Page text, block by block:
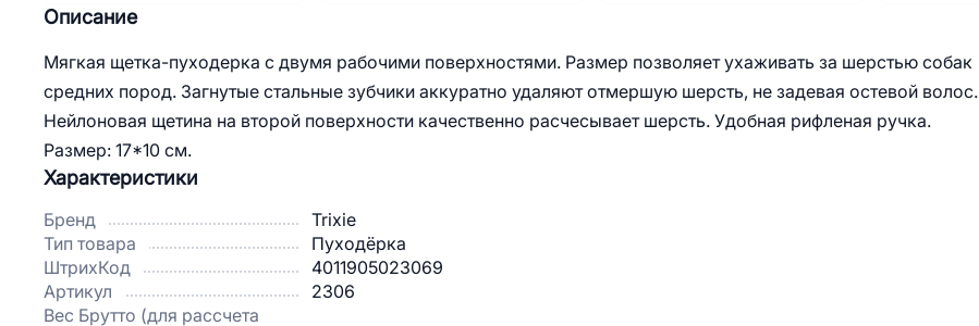
Описание
Мягкая щетка-пуходерка с двумя рабочими поверхностями. Размер позволяет ухаживать за шерстью собак
средних пород. Загнутые стальные зубчики аккуратно удаляют отмершую шерсть, не задевая остевой волос.
Нейлоновая щетина на второй поверхности качественно расчесывает шерсть. Удобная рифленая ручка.
Размер: 17*10 см.
Характеристики
Бренд
Trixie
Тип товара
Пуходёрка
ШтрихКод
4011905023069
Артикул
2306
Вес Брутто (для рассчета